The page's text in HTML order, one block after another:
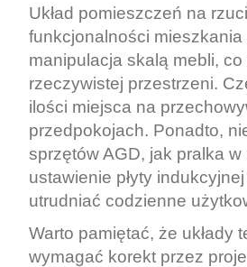
Układ pomieszczeń na
funkcjonalności mieszkania
manipulacja skalą mebli,
rzeczywistej przestrzeni.
ilości miejsca na
przedpokojach. Ponadto,
sprzętów AGD, jak pralka
ustawienie płyty
utrudniać codzienne
Warto pamiętać, że układy
wymagać korekt przez